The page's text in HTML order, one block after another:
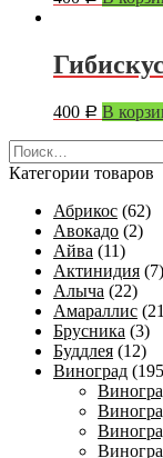
400 Р В
Найти:
Категории товаров
Абрикос (62)
Авокадо (2)
Айва (11)
Актинидия (7)
Алыча (22)
Амараллис
Брусника (3)
Буддлея (12)
Виноград